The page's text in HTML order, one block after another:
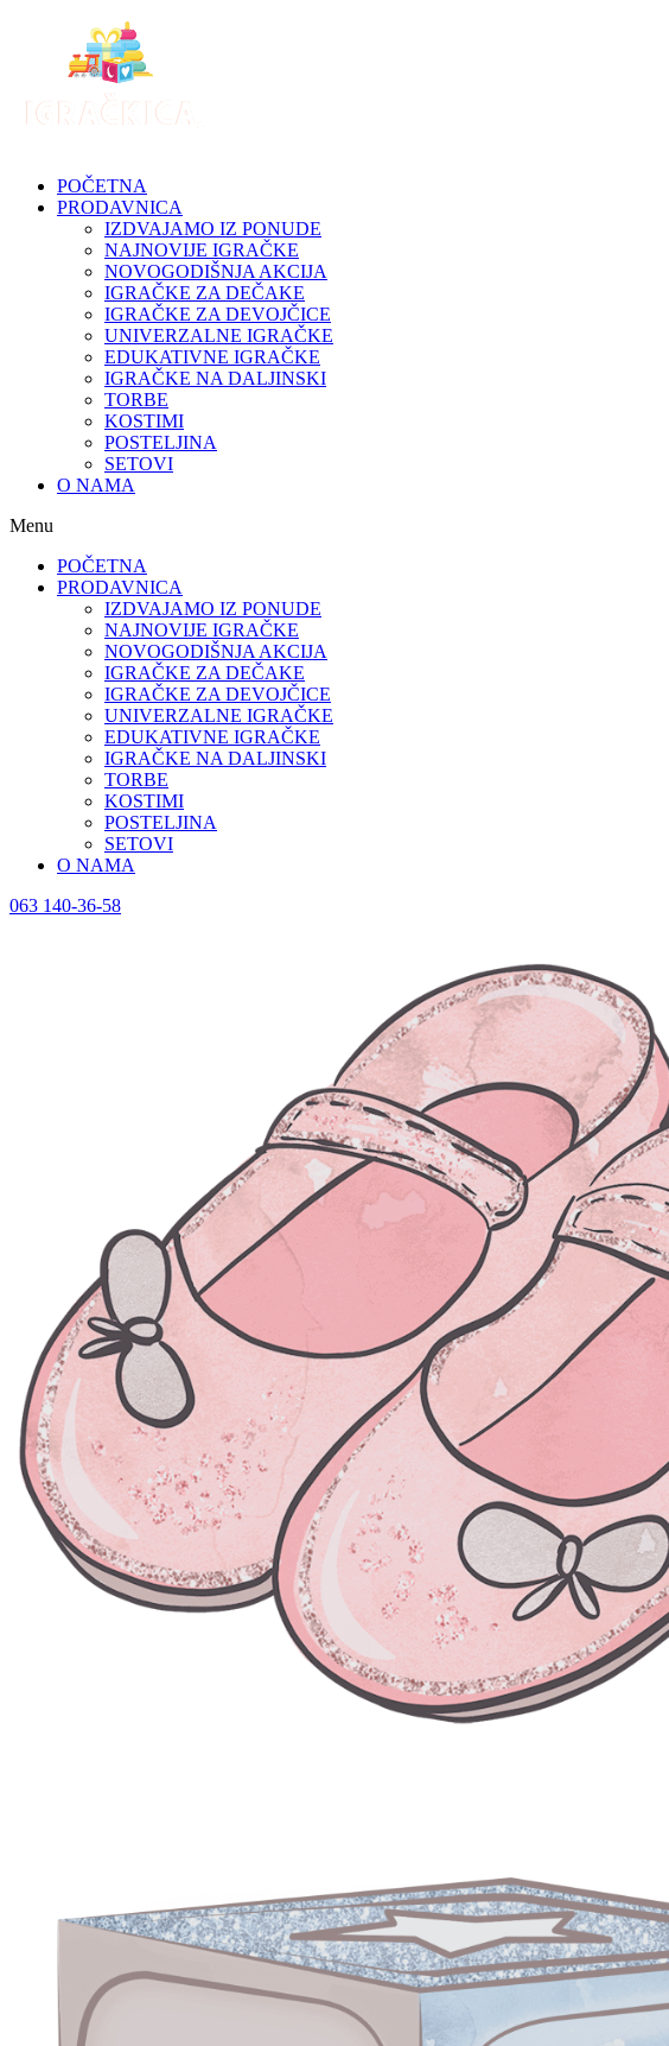
POČETNA
PRODAVNICA
IZDVAJAMO IZ PONUDE
NAJNOVIJE IGRAČKE
NOVOGODIŠNJA AKCIJA
IGRAČKE ZA DEČAKE
IGRAČKE ZA DEVOJČICE
UNIVERZALNE IGRAČKE
EDUKATIVNE IGRAČKE
IGRAČKE NA DALJINSKI
TORBE
KOSTIMI
POSTELJINA
SETOVI
O NAMA
Menu
POČETNA
PRODAVNICA
IZDVAJAMO IZ PONUDE
NAJNOVIJE IGRAČKE
NOVOGODIŠNJA AKCIJA
IGRAČKE ZA DEČAKE
IGRAČKE ZA DEVOJČICE
UNIVERZALNE IGRAČKE
EDUKATIVNE IGRAČKE
IGRAČKE NA DALJINSKI
TORBE
KOSTIMI
POSTELJINA
SETOVI
O NAMA
063 140-36-58